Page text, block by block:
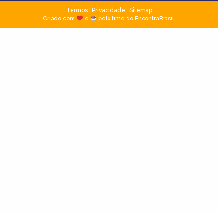
Termos| Privacidade
Sitemap
Criado com
e pelo time do EncontraBrasil